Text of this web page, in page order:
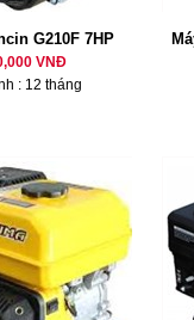
G210F 7HP
VNĐ
: 12 tháng